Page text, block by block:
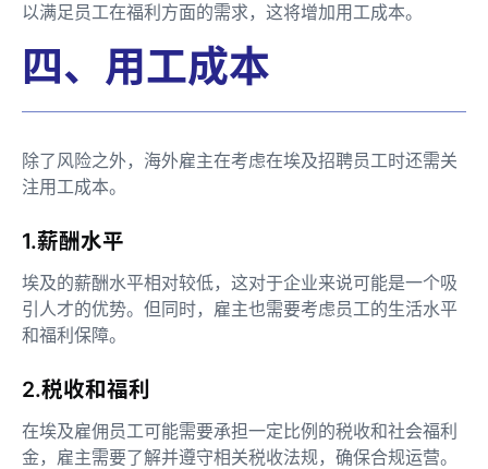
以满足员工在福利方面的需求，这将增加用工成本。
四、用工成本
除了风险之外，海外雇主在考虑在埃及招聘员工时还需关
注用工成本。
1.薪酬水平
埃及的薪酬水平相对较低，这对于企业来说可能是一个吸
引人才的优势。但同时，雇主也需要考虑员工的生活水平
和福利保障。
2.税收和福利
在埃及雇佣员工可能需要承担一定比例的税收和社会福利
金，雇主需要了解并遵守相关税收法规，确保合规运营。